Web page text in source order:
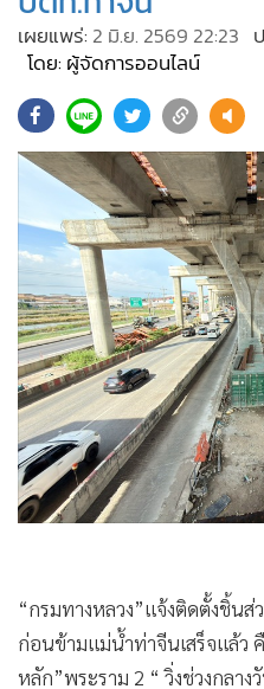
• คอลัมนิสต์
ละคร
• Cyber BIZ
• ผู้จัดกวน
Good health & Well-being
Green Innovation & SD
Management & HR
• MGR Live
• Infographic
• การเมือง
• ท่องเที่ยว
• กีฬา
• ต่างประเทศ
• Special Scoop
• จีน
• ชุมชน-คุณภาพชีวิต
• อาชญากรรม
เผยแพร่: 2 มิ.ย. 2569 22:23
โดย: ผู้จัดการออนไลน์
“กรมทางหลวง”แจ้งติดตั้งชิ้นส่
ก่อนข้ามแม่น้ำท่าจีนเสร็จแล้ว
หลัก”พระราม 2 “ วิ่งช่วงกลาง